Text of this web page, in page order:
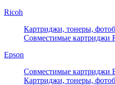
Ricoh
Картриджи, тонеры,
Совместимые картриджи
Epson
Совместимые картриджи
Картриджи, тонеры,